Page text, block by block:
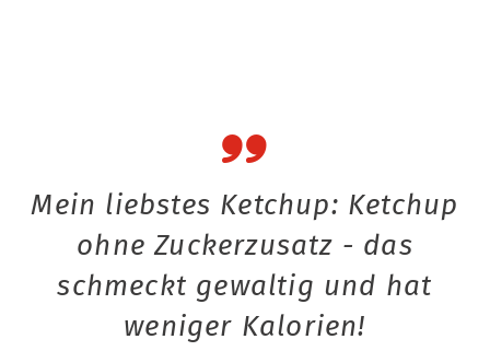
Mein liebstes Ketchup: Ketchup
ohne Zuckerzusatz - das
schmeckt gewaltig und hat
weniger Kalorien!